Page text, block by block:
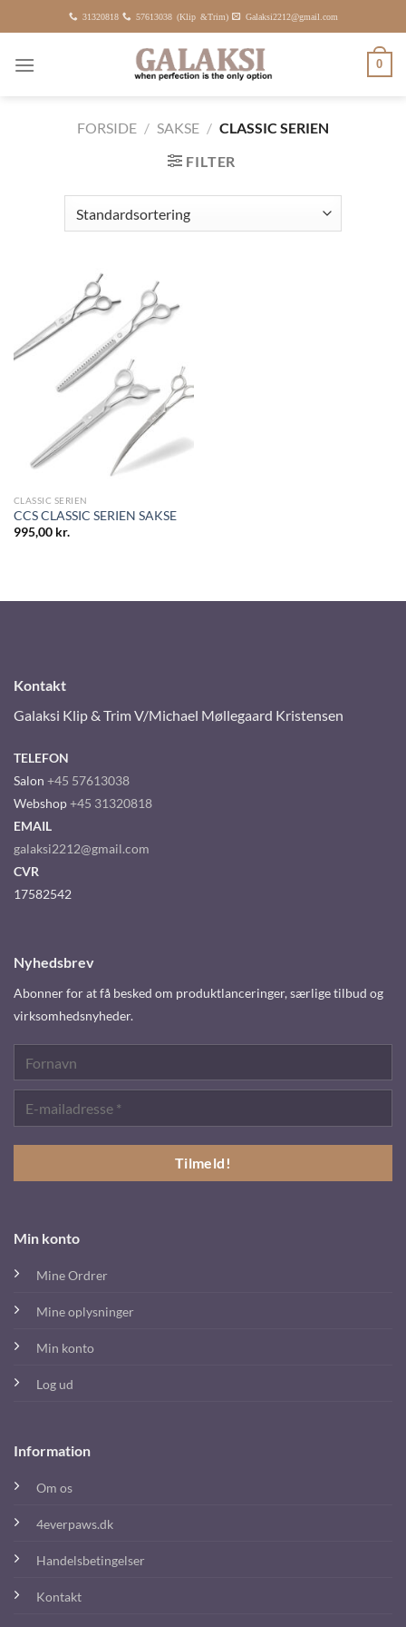
til
indhold
31320818 57613038 (Klip &Trim) Galaksi2212@gmail.com
0
FORSIDE / SAKSE / CLASSIC SERIEN
FILTER
CLASSIC SERIEN
CCS CLASSIC SERIEN SAKSE
995,00 kr.
Kontakt
Galaksi Klip & Trim V/Michael Møllegaard Kristensen
TELEFON
Salon +45 57613038
Webshop+45 31320818
EMAIL
galaksi2212@gmail.com
CVR
17582542
Min konto
Mine Ordrer
Mine oplysninger
Min konto
Log ud
Information
Om os
4everpaws.dk
Handelsbetingelser
Kontakt
Nyhedsbrev
Abonner for at få besked om produktlanceringer, særlige tilbud og
virksomhedsnyheder.